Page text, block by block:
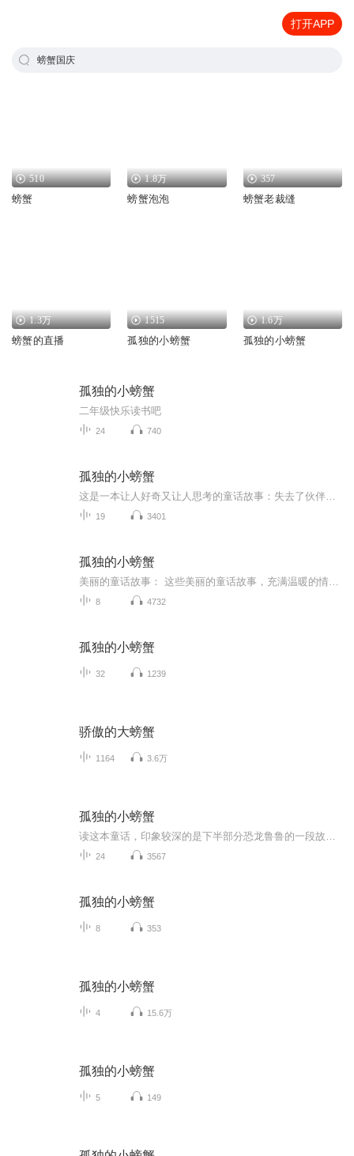
打开APP
螃蟹国庆
510
螃蟹
1.8万
螃蟹泡泡
357
螃蟹老裁缝
1.3万
螃蟹的直播
1515
孤独的小螃蟹
1.6万
孤独的小螃蟹
孤独的小螃蟹
二年级快乐读书吧
24 740
孤独的小螃蟹
19 3401
孤独的小螃蟹
8 4732
孤独的小螃蟹
32 1239
骄傲的大螃蟹
1164 3.6万
孤独的小螃蟹
24 3567
孤独的小螃蟹
8 353
孤独的小螃蟹
4 15.6万
孤独的小螃蟹
5 149